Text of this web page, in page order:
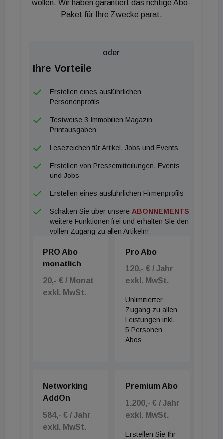
wollen. Wir haben garantiert das richtige Abo-
Paket für Ihre Zwecke parat.
oder
Ihre Vorteile
Erstellen eines ausführlichen
Personenprofils
Testweise 3 Immobilien Magazin
Printausgaben
Lesezeichen für Artikel, Jobs und Events
Erstellen von Pressemitteilungen, Events
und Jobs
Erstellen eines ausführlichen Firmenprofils
Schalten Sie über unsere ABONNEMENTS
weitere Funktionen frei und erhalten Sie den
vollen Zugang zu allen Artikeln!
PRO Abo
monatlich
20,- € / Monat
exkl. MwSt.
Pro Abo
120,- € / Jahr
exkl. MwSt.
Unlimitierter
Zugang zu allen
Leistungen inkl.
5 Personen
Abos
Networking
AddOn
584,- € / Jahr
exkl. MwSt.
Premium Abo
1.200,- € / Jahr
exkl. MwSt.
Erstellen Sie Ihr